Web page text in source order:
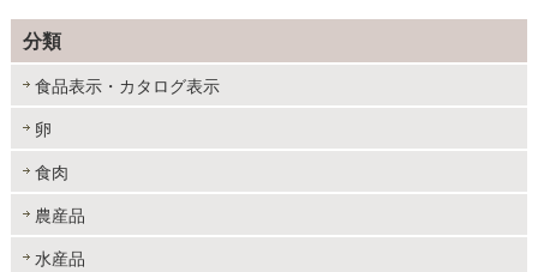
分類
食品表示・カタログ表示
卵
食肉
農産品
水産品